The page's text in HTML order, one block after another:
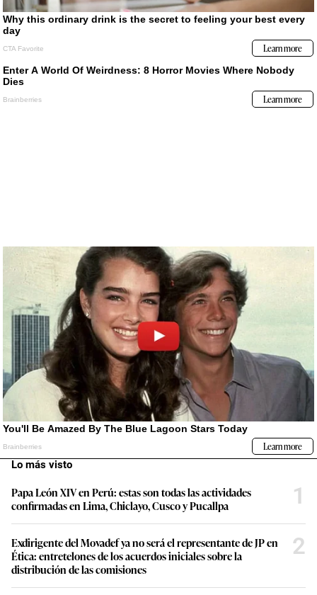
Lo más visto
Papa León XIV en Perú: estas son todas las actividades
confirmadas en Lima, Chiclayo, Cusco y Pucallpa
1
Exdirigente del Movadef ya no será el representante de JP en
Ética: entretelones de los acuerdos iniciales sobre la
distribución de las comisiones
2